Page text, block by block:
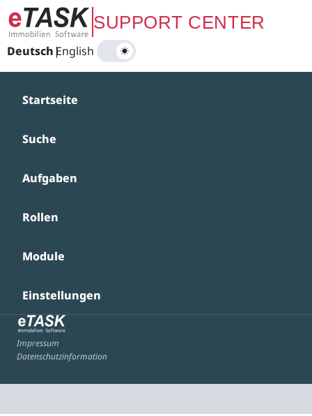
Zum Hauptinhalt springenSUPPORT CENTER
Deutsch|
English
Startseite
Suche
Aufgaben
Rollen
Module
Einstellungen
Impressum
Datenschutzinformation